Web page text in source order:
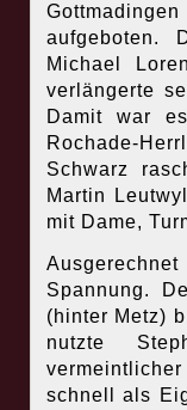
aufgeboten.
Michael
verlängerte
Damit war
Rochade-
Schwarz
Martin
mit Dame,
Spannung.
(hinter Metz)
nutzte
schnell als